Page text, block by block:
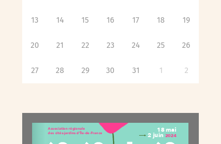
13 14 15 16 17 18 19
20 21 22 23 24 25 26
27 28 29 30 31 1 2